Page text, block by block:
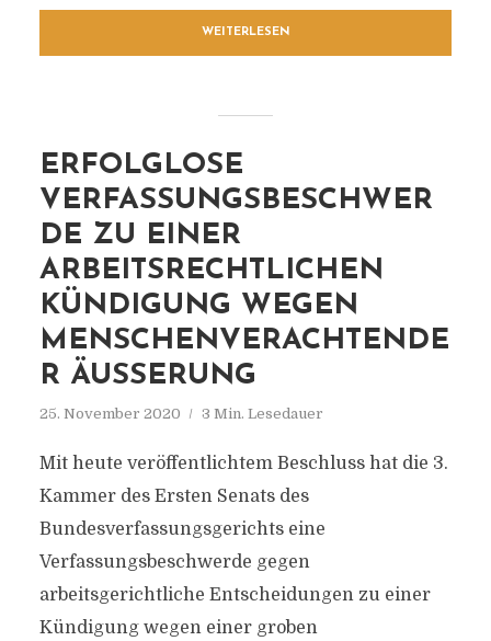
WEITERLESEN
ERFOLGLOSE
VERFASSUNGSBESCHWER
DE ZU EINER
ARBEITSRECHTLICHEN
KÜNDIGUNG WEGEN
MENSCHENVERACHTENDE
R ÄUSSERUNG
25. November 2020 3 Min. Lesedauer
Mit heute veröffentlichtem Beschluss hat die 3.
Kammer des Ersten Senats des
Bundesverfassungsgerichts eine
Verfassungsbeschwerde gegen
arbeitsgerichtliche Entscheidungen zu einer
Kündigung wegen einer groben